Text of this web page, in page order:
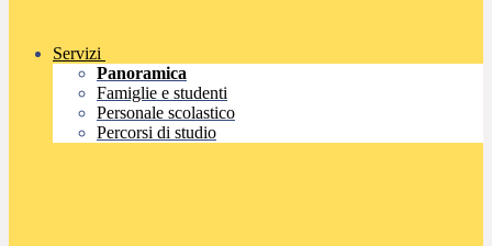
Servizi
Panoramica
Famiglie e studenti
Personale scolastico
Percorsi di studio